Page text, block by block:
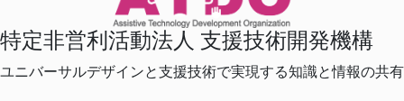
特定非営利活動法人 支援技術開発機構
ユニバーサルデザインと支援技術で実現する知識と情報の共有